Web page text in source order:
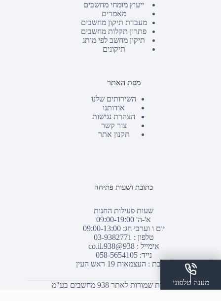
ייעוץ מומחי מחשבים
מאמרים
מעבדת תיקון מחשבים
פתרון תקלות מחשבים
תיקון מחשב לפי מותג
תיקונים
מפת האתר
השירותים שלנו
אודותנו
הצהרת נגישות
צור קשר
תקנון אתר
כתובת ושעות פתיחה
שעות פעילות החנות
א'-ה' 09:00-19:00
יום ו וערבי חג: 09:00-13:00
טלפון : 03-9382771
אימייל :938@938.co.il
נייד: 058-5654105
כתובת : העצמאות 19 ראש העין
© כל הזכויות שמורות לאתר 938 מחשבים בע"מ
מענה טלפוני